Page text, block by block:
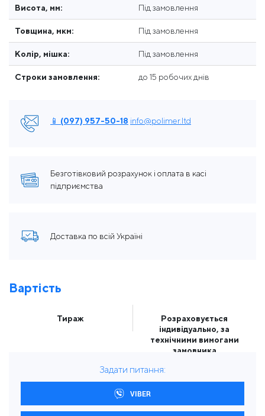
Висота, мм: Під замовлення
Товщина, мкм: Під замовлення
Колір, мішка: Під замовлення
Строки замовлення: до 15 робочих днів
📱 (097) 957-50-18 info@polimer.ltd
Безготівковий розрахунок і оплата в касі
підприємства
Доставка по всій Україні
Вартість
Тираж
Розраховується
індивідуально, за
технічними вимогами
замовника
Задати питання:
VIBER